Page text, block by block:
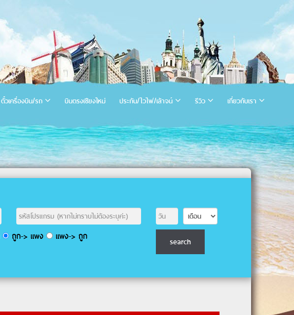
ตั๋วเครื่องบิน/รถ บินตรงเชียงใหม่ ประกัน/ไวไฟ/เล้าจน์ รีวิว เกี่ยวกับเรา
ถูก-> แพง แพง-> ถูก